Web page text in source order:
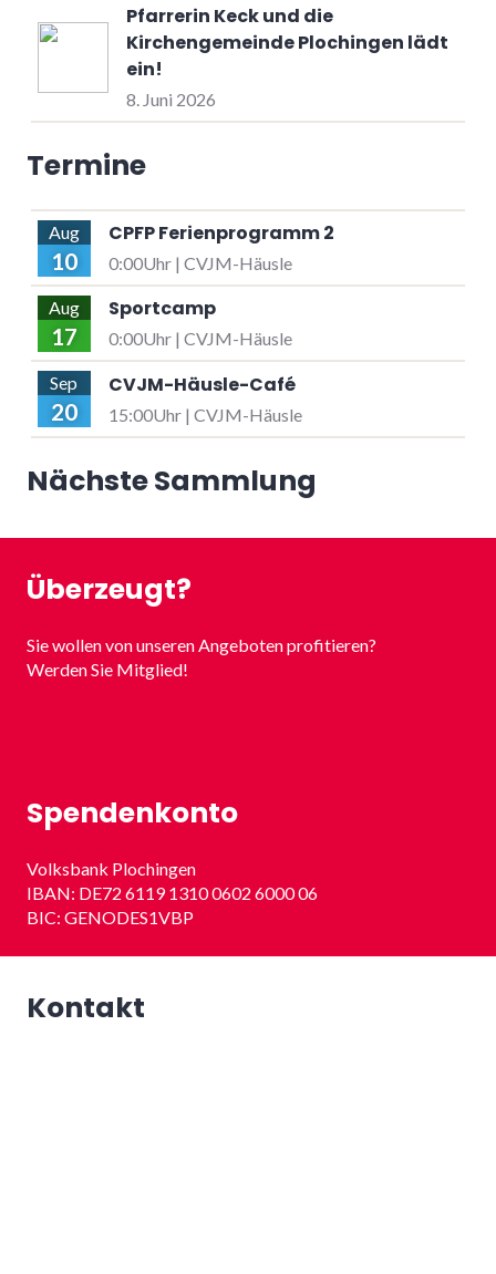
Pfarrerin Keck und die
Kirchengemeinde Plochingen lädt
ein!
8. Juni 2026
Termine
Aug
10
CPFP Ferienprogramm 2
0:00Uhr | CVJM-Häusle
Aug
17
Sportcamp
0:00Uhr | CVJM-Häusle
Sep
20
CVJM-Häusle-Café
15:00Uhr | CVJM-Häusle
Nächste Sammlung
Überzeugt?
Sie wollen von unseren Angeboten profitieren?
Werden Sie Mitglied!
Spendenkonto
Volksbank Plochingen
IBAN: DE72 6119 1310 0602 6000 06
BIC: GENODES1VBP
Kontakt